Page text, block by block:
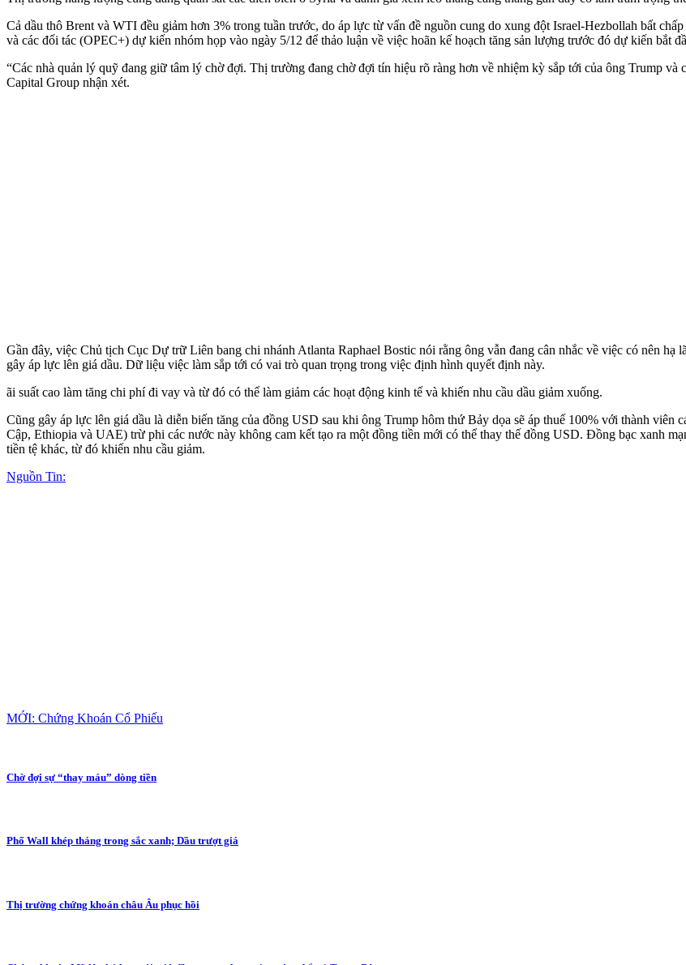
Cả dầu thô Brent và WTI đều giảm hơn 3% trong tuần trước, do áp lực từ vấn đề nguồn cung do xung đột Israel-Hezbollah bất
và các đối tác (OPEC+) dự kiến nhóm họp vào ngày 5/12 để thảo luận về việc hoãn kế hoạch tăng sản lượng trước đó dự kiến bắt
“Các nhà quản lý quỹ đang giữ tâm lý chờ đợi. Thị trường đang chờ đợi tín hiệu rõ ràng hơn về nhiệm kỳ sắp tới của ông Trump
Capital Group nhận xét.
Gần đây, việc Chủ tịch Cục Dự trữ Liên bang chi nhánh Atlanta Raphael Bostic nói rằng ông vẫn đang cân nhắc về việc có nên hạ
gây áp lực lên giá dầu. Dữ liệu việc làm sắp tới có vai trò quan trọng trong việc định hình quyết định này.
ãi suất cao làm tăng chi phí đi vay và từ đó có thể làm giảm các hoạt động kinh tế và khiến nhu cầu dầu giảm xuống.
Cũng gây áp lực lên giá dầu là diễn biến tăng của đồng USD sau khi ông Trump hôm thứ Bảy dọa sẽ áp thuế 100% với thành
Cập, Ethiopia và UAE) trừ phi các nước này không cam kết tạo ra một đồng tiền mới có thể thay thế đồng USD. Đồng bạc xanh
tiền tệ khác, từ đó khiến nhu cầu giảm.
Nguồn Tin:
MỚI: Chứng Khoán Cổ Phiếu
Chờ đợi sự “thay máu” dòng tiền
Phố Wall khép tháng trong sắc xanh; Dầu trượt giá
Thị trường chứng khoán châu Âu phục hồi